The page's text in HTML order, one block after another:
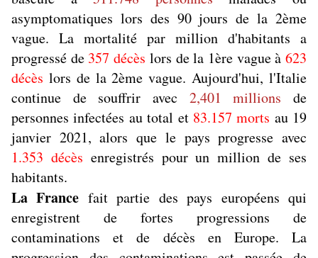
asymptomatiques lors des 90 jours de la 2ème
vague. La mortalité par million d'habitants a
progressé de 357 décès lors de la 1ère vague à623
décès lors de la 2ème vague. Aujourd'hui, l'Italie
continue de souffrir avec 2,401 millionsde
personnes infectées au total et 83.157 morts au 19
janvier 2021, alors que le pays progresse avec
1.353 décès enregistrés pour un million de ses
habitants.
La France fait partie des pays européens qui
enregistrent de fortes progressions de
contaminations et de décès en Europe. La